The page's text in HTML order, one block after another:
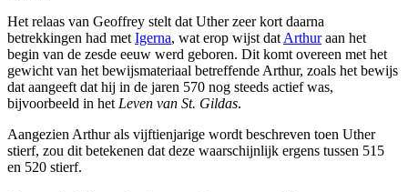
Het relaas van Geoffrey stelt dat Uther zeer kort daarna
betrekkingen had met Igerna, wat erop wijst dat Arthuraan het
begin van de zesde eeuw werd geboren. Dit komt overeen met het
gewicht van het bewijsmateriaal betreffende Arthur, zoals het bewijs
dat aangeeft dat hij in de jaren 570 nog steeds actief was,
bijvoorbeeld in het Leven van St. Gildas.
Aangezien Arthur als vijftienjarige wordt beschreven toen Uther
stierf, zou dit betekenen dat deze waarschijnlijk ergens tussen 515
en 520 stierf.